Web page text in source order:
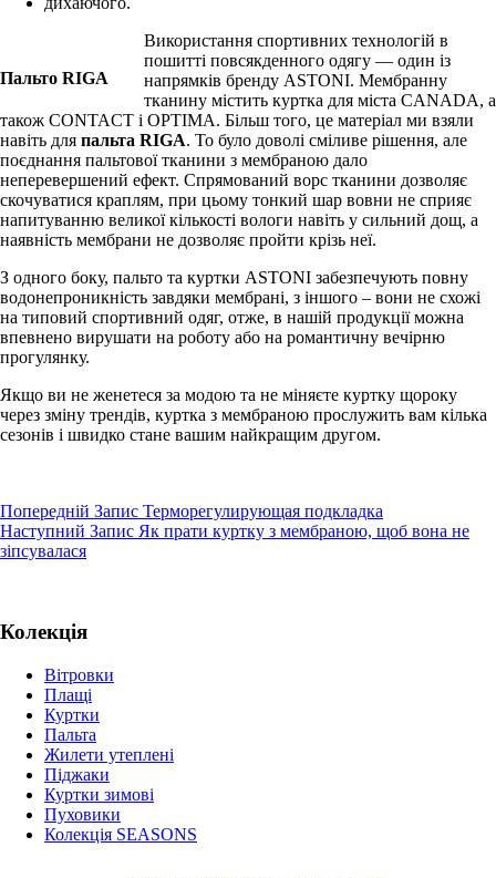
Пальто RIGA
Використання спортивних технологій в
пошитті повсякденного одягу — один із
напрямків бренду ASTONI. Мембранну
тканину містить куртка для міста CANADA, а
також CONTACT і OPTIMA. Більш того, це матеріал ми взяли
навіть для пальта RIGA. То було доволі сміливе рішення, але
поєднання пальтової тканини з мембраною дало
неперевершений ефект. Спрямований ворс тканини дозволяє
скочуватися краплям, при цьому тонкий шар вовни не сприяє
напитуванню великої кількості вологи навіть у сильний дощ, а
наявність мембрани не дозволяє пройти крізь неї.
З одного боку, пальто та куртки ASTONI забезпечують повну
водонепроникність завдяки мембрані, з іншого – вони не схожі
на типовий спортивний одяг, отже, в нашій продукції можна
впевнено вирушати на роботу або на романтичну вечірню
прогулянку.
Якщо ви не женетеся за модою та не міняєте куртку щороку
через зміну трендів, куртка з мембраною прослужить вам кілька
сезонів і швидко стане вашим найкращим другом.
Попередній Запис Терморегулирующая подкладка
Наступний Запис Як прати куртку з мембраною, щоб вона не
зіпсувалася
Колекція
Вітровки
Плащі
Куртки
Пальта
Жилети утеплені
Піджаки
Куртки зимові
Пуховики
Колекція SEASONS